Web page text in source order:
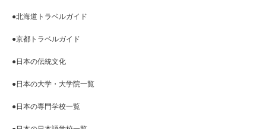
●北海道トラベルガイド
●京都トラベルガイド
●日本の伝統文化
●日本の大学・大学院一覧
●日本の専門学校一覧